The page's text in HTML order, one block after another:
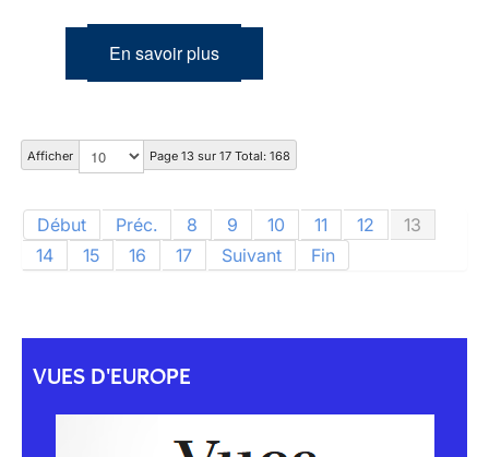
En savoir plus
Afficher Page 13 sur 17 Total: 168
Début Préc. 8 9 10 11 12
13
14
15 16 17 Suivant Fin
VUES D'EUROPE